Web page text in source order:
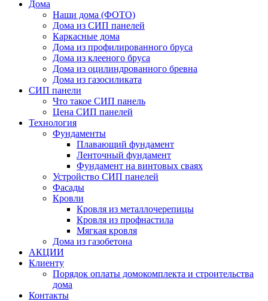
Дома
Наши дома (ФОТО)
Дома из СИП панелей
Каркасные дома
Дома из профилированного бруса
Дома из клееного бруса
Дома из оцилиндрованного бревна
Дома из газосиликата
СИП панели
Что такое СИП панель
Цена СИП панелей
Технология
Фундаменты
Плавающий фундамент
Ленточный фундамент
Фундамент на винтовых сваях
Устройство СИП панелей
Фасады
Кровли
Кровля из металлочерепицы
Кровля из профнастила
Мягкая кровля
Дома из газобетона
АКЦИИ
Клиенту
Порядок оплаты домокомплекта и строительства
дома
Контакты